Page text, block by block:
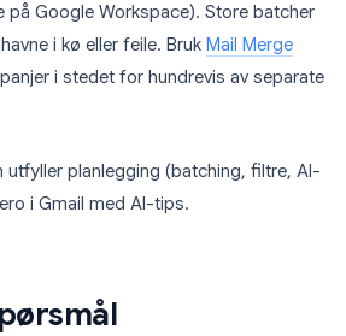
på Google Workspace). Store batcher
i kø eller feile. Bruk Mail Merge
i stedet for hundrevis av separate
utfyller planlegging (batching, filtre, AI-
i Gmail med AI-tips.